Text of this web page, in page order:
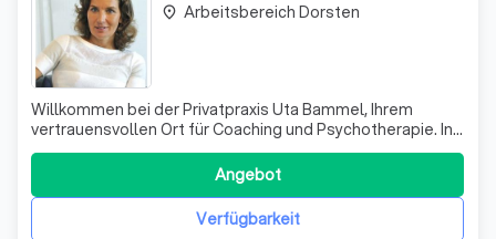
Willkommen bei der Privatpraxis Uta Bammel, Ihrem
vertrauensvollen Ort für Coaching und Psychotherapie. In
meiner Praxis biete ich Ihnen sowohl persönliche als auch
Online-Sitzungen an, damit Sie bequem von zu Hause aus
teilnehmen können. In schwierigen Lebensphasen, sei es
durch Überforderung, KrisVerfügbarkeit
Angebot
place Arbeitsbereich Dorsten